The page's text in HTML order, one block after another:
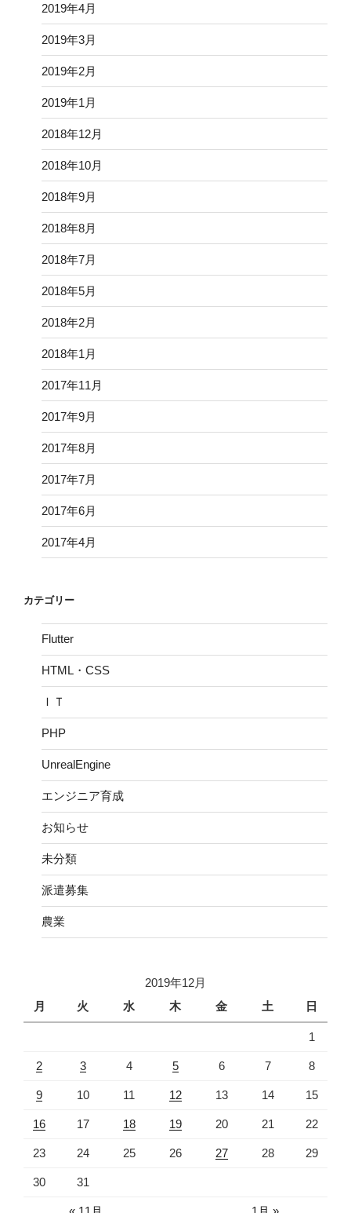
2019年4月
2019年3月
2019年2月
2019年1月
2018年12月
2018年10月
2018年9月
2018年8月
2018年7月
2018年5月
2018年2月
2018年1月
2017年11月
2017年9月
2017年8月
2017年7月
2017年6月
2017年4月
カテゴリー
Flutter
HTML・CSS
ＩＴ
PHP
UnrealEngine
エンジニア育成
お知らせ
未分類
派遣募集
農業
2019年12月
月
火 水 木 金 土 日
1
2 3 4 5 6 7 8
9 10 11 12 13 14 15
16 17 18 19 20 21 22
23 24 25 26 27 28 29
30 31